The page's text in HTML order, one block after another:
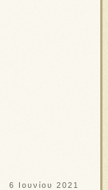
6 Ιουνίου 2021